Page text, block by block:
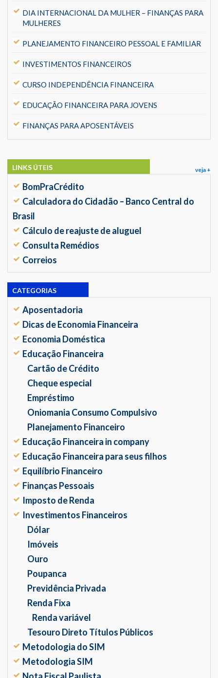
DIA INTERNACIONAL DA MULHER – FINANÇAS PARA
MULHERES
PLANEJAMENTO FINANCEIRO PESSOAL E FAMILIAR
INVESTIMENTOS FINANCEIROS
CURSO INDEPENDÊNCIA FINANCEIRA
EDUCAÇÃO FINANCEIRA PARA JOVENS
FINANÇAS PARA APOSENTÁVEIS
veja +
LINKS ÚTEIS
BomPraCrédito
Calculadora do Cidadão – Banco Central do
Brasil
Cálculo de reajuste de aluguel
Consulta Remédios
Correios
CATEGORIAS
Aposentadoria
Dicas de Economia Financeira
Economia Doméstica
Educação Financeira
Cartão de Crédito
Cheque especial
Empréstimo
Oniomania Consumo Compulsivo
Planejamento Financeiro
Educação Financeira in company
Educação Financeira para seus filhos
Equilíbrio Financeiro
Finanças Pessoais
Imposto de Renda
Investimentos Financeiros
Dólar
Imóveis
Ouro
Poupanca
Previdência Privada
Renda Fixa
Renda variável
Tesouro Direto Títulos Públicos
Metodologia do SIM
Metodologia SIM